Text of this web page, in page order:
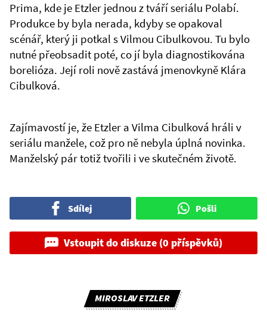
Prima, kde je Etzler jednou z tváří seriálu Polabí.
Produkce by byla nerada, kdyby se opakoval
scénář, který ji potkal s Vilmou Cibulkovou. Tu bylo
nutné přeobsadit poté, co jí byla diagnostikována
borelióza. Její roli nově zastává jmenovkyně Klára
Cibulková.
Zajímavostí je, že Etzler a Vilma Cibulková hráli v
seriálu manžele, což pro ně nebyla úplná novinka.
Manželský pár totiž tvořili i ve skutečném životě.
Sdílej Pošli
Vstoupit do diskuze (0 příspěvků)
MIROSLAV ETZLER